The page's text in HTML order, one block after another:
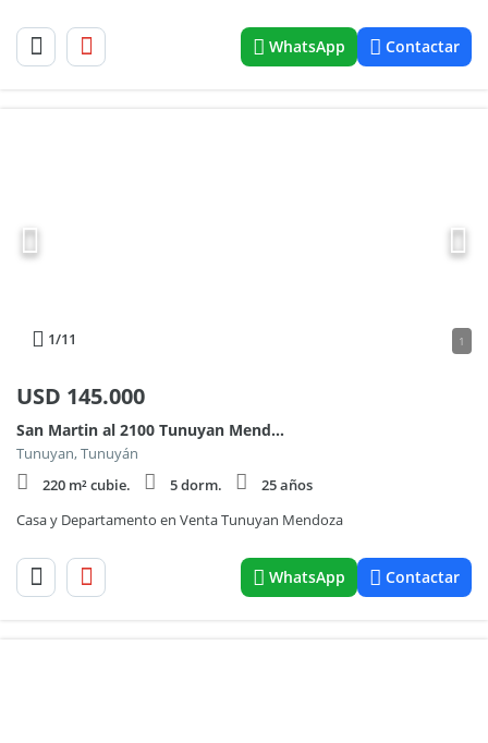
WhatsApp Contactar
1/11 1
USD 145.000
San Martin al 2100 Tunuyan Mendoza
Tunuyan, Tunuyán
220 m² cubie.
5 dorm.
25 años
Casa y Departamento en Venta Tunuyan Mendoza
WhatsApp Contactar